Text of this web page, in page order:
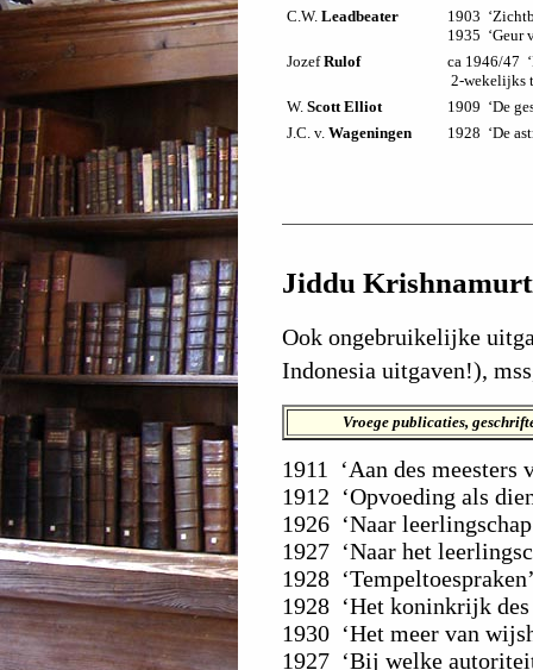
C.W. Leadbeater
1903
1935 ‘Geur
JozefRulof
ca 1946/47
2-wekelijks
W. Scott Elliot
1909 ‘De
J.C. v. Wageningen 1928 ‘De
Jiddu
Ook ongebruikelijke
Indonesia uitgaven!),
Vroege publicaties,
1911 ‘Aan des meesters
1912 ‘Opvoeding als
1926 ‘Naar
1927 ‘Naar het
1928
1928 ‘Het koninkrijk
1930 ‘Het meer van
1927 ‘Bij welke